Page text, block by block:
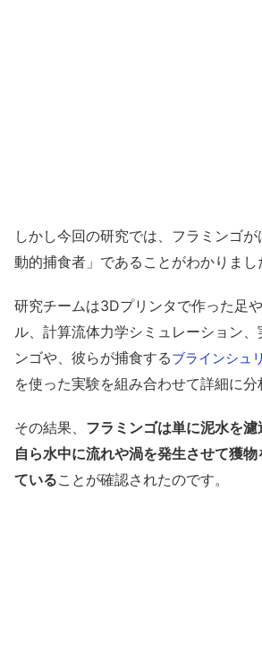
しかし今回の研究では、フラミンゴ
動的捕食者」であることがわかりまし
研究チームは3Dプリンタで作った足
ル、計算流体力学シミュレーション、
ンゴや、彼らが捕食するブラインシュ
を使った実験を組み合わせて詳細に分
その結果、 フラミンゴは単に泥水を濾
自ら水中に流れや渦を発生させて獲
ていることが確認されたのです。